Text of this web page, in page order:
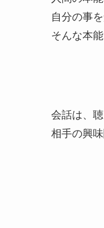
自分の事
そんな本
会話は、
相手の興